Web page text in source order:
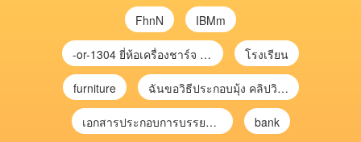
FhnN IBMm
-or-1304 ยี่ห้อเครื่องชาร์จ chargecore โรงเรียน
furniture ฉันขอวิธีประกอบมุ้ง คลิปวิดีโอ การประกอบมุ้ง
เอกสารประกอบการบรรยาย การประเมินความเสี่ยงเพื่อวางแผนการตรวจสอบ \ bank